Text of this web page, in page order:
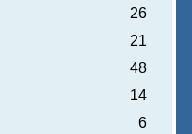
26
21
48
14
6